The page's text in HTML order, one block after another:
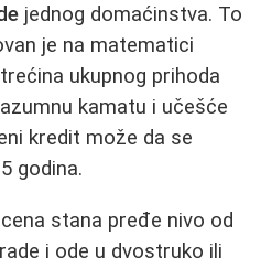
jednog domaćinstva. To
je na matematici
ukupnog prihoda
kamatu i učešće
kredit može da se
godina.
stana pređe nivo od
i ode u dvostruko ili